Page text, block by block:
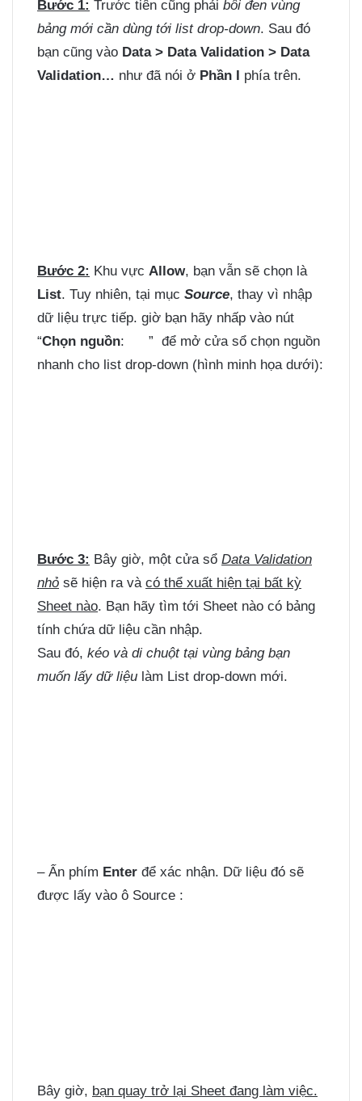
Bước 1: Trước tiên cũng phải bôi đen vùng
bảng mới cần dùng tới list drop-down. Sau đó
bạn cũng vào Data > Data Validation > Data
Validation… như đã nói ở Phần I phía trên.
Bước 2: Khu vực Allow, bạn vẫn sẽ chọn là
List. Tuy nhiên, tại mục Source, thay vì nhập
dữ liệu trực tiếp. giờ bạn hãy nhấp vào nút
“Chọn nguồn:
” để mở cửa sổ chọn nguồn
nhanh cho list drop-down (hình minh họa dưới):
Bước 3: Bây giờ, một cửa sổ Data Validation
nhỏ sẽ hiện ra và có thể xuất hiện tại bất kỳ
Sheet nào. Bạn hãy tìm tới Sheet nào có bảng
tính chứa dữ liệu cần nhập.
Sau đó, kéo và di chuột tại vùng bảng bạn
muốn lấy dữ liệu làm List drop-down mới.
– Ấn phím Enter để xác nhận. Dữ liệu đó sẽ
được lấy vào ô Source :
Bây giờ, bạn quay trở lại Sheet đang làm việc.